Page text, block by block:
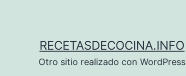
RECETASDECOCINA.INFO
Otro sitio realizado con WordPress